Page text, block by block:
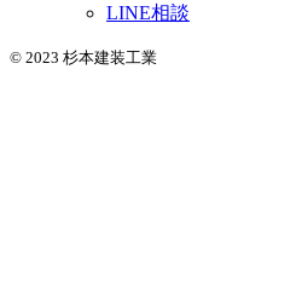
LINE相談
© 2023 杉本建装工業